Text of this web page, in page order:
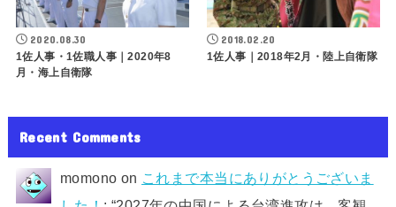
2020.08.30
1佐人事・1佐職人事｜2020年8
月・海上自衛隊
2018.02.20
1佐人事｜2018年2月・陸上自衛隊
Recent Comments
momono on これまで本当にありがとうございま